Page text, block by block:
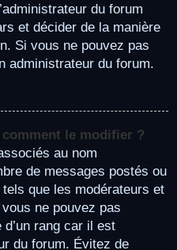
du forum
et décider de la manière
Si vous ne pouvez pas
administrateur du forum.
comment le modifier ?
au nom
de messages postés ou
que les modérateurs et
ne pouvez pas
rang car il est
du forum. Évitez de